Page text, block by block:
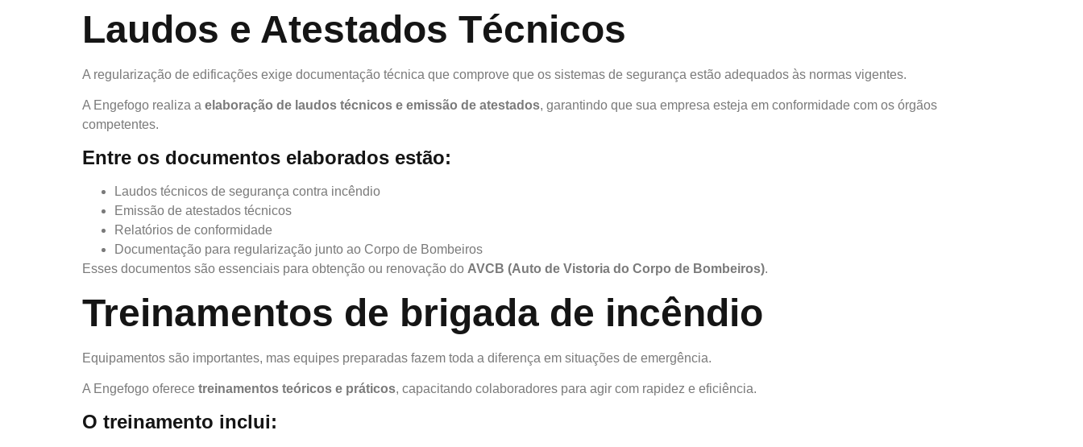
Laudos e Atestados Técnicos
A regularização de edificações exige documentação técnica que comprove que os sistemas de segurança estão adequados às normas vigentes.
A Engefogo realiza a elaboração de laudos técnicos e emissão de atestados, garantindo que sua empresa esteja em conformidade com os órgãos
competentes.
Entre os documentos elaborados estão:
Laudos técnicos de segurança contra incêndio
Emissão de atestados técnicos
Relatórios de conformidade
Documentação para regularização junto ao Corpo de Bombeiros
Esses documentos são essenciais para obtenção ou renovação do AVCB (Auto de Vistoria do Corpo de Bombeiros).
Treinamentos de brigada de incêndio
Equipamentos são importantes, mas equipes preparadas fazem toda a diferença em situações de emergência.
A Engefogo oferece treinamentos teóricos e práticos, capacitando colaboradores para agir com rapidez e eficiência.
O treinamento inclui: